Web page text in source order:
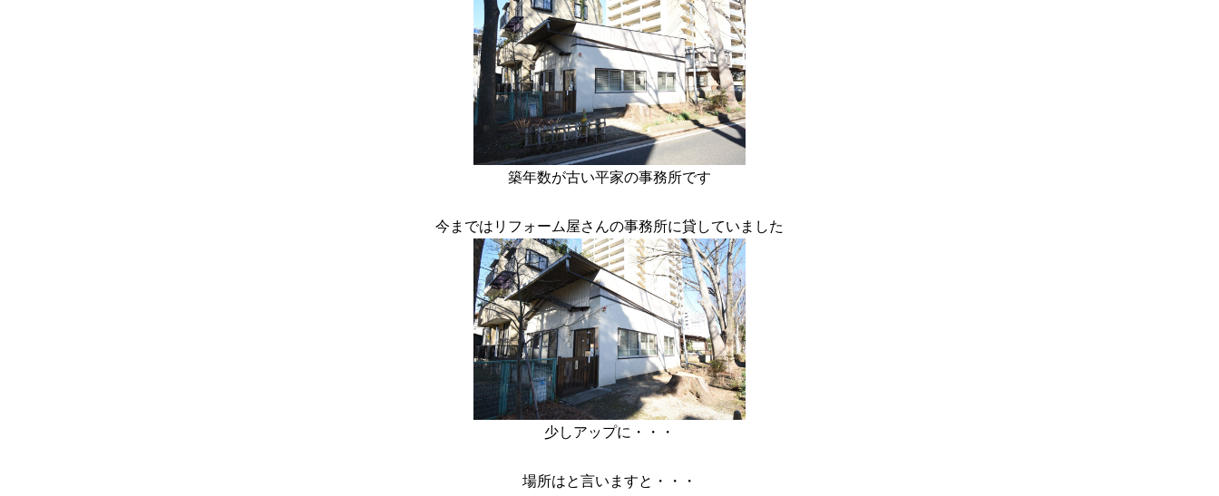
築年数が古い平家の事務所です
今まではリフォーム屋さんの事務所に貸していました
少しアップに・・・
場所はと言いますと・・・